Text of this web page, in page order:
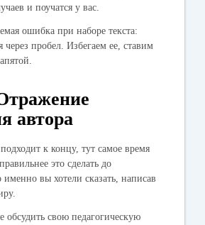
и поучатся у вас.
ошибка при наборе текста:
через пробел. Избегаем ее, ставим
автора
к концу, тут самое время
это сделать до
вы хотели сказать, написав
обсудить свою педагогическую